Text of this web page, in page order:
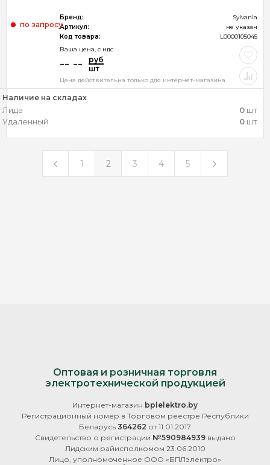
Бренд:
Sylvania
Артикул:
не указан
Код товара:
L0000105045
Ваша цена, c ндс
-- --
руб
шт
по запросу
Цена действительна только для интернет-магазина
Наличие на складах
Лида 0 шт
Удаленный
0 шт
1 2 3 4 5
Оптовая и розничная торговля
электротехнической продукцией
Интернет-магазин bplelektro.by
Регистрационный номер в Торговом реестре Республики
Беларусь 364262 от 11.01.2017
Свидетельство о регистрации №590984939выдано
Лидским райисполкомом 23.06.2010
Лицо, уполномоченное ООО «БПЛэлектро»